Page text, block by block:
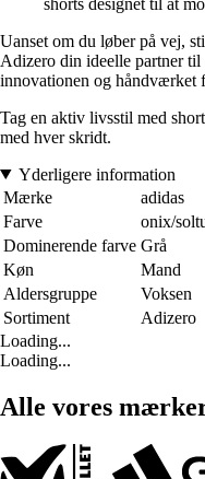
Uanset om du løber på vej,
Adizero din ideelle partner
innovationen og håndværket
Tag en aktiv livsstil med
med hver skridt.
Yderligere information
Mærke
adidas
Farve
onix/
Dominerende farve Grå
Køn
Mand
Aldersgruppe
Voksen
Sortiment
Adizero
Loading...
Loading...
Alle vores